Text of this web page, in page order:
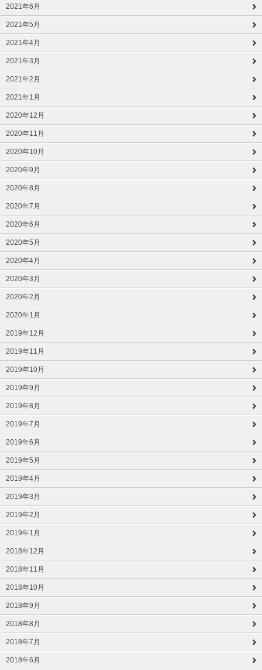
2021年6月
2021年5月
2021年4月
2021年3月
2021年2月
2021年1月
2020年12月
2020年11月
2020年10月
2020年9月
2020年8月
2020年7月
2020年6月
2020年5月
2020年4月
2020年3月
2020年2月
2020年1月
2019年12月
2019年11月
2019年10月
2019年9月
2019年8月
2019年7月
2019年6月
2019年5月
2019年4月
2019年3月
2019年2月
2019年1月
2018年12月
2018年11月
2018年10月
2018年9月
2018年8月
2018年7月
2018年6月